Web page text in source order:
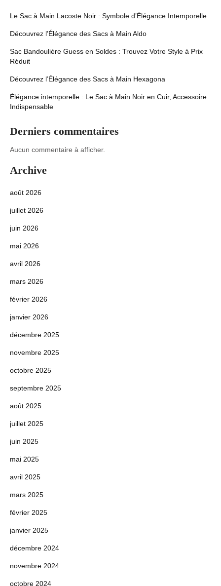
Le Sac à Main Lacoste Noir : Symbole d’Élégance Intemporelle
Découvrez l’Élégance des Sacs à Main Aldo
Sac Bandoulière Guess en Soldes : Trouvez Votre Style à Prix
Réduit
Découvrez l’Élégance des Sacs à Main Hexagona
Élégance intemporelle : Le Sac à Main Noir en Cuir, Accessoire
Indispensable
Derniers commentaires
Aucun commentaire à afficher.
Archive
août 2026
juillet 2026
juin 2026
mai 2026
avril 2026
mars 2026
février 2026
janvier 2026
décembre 2025
novembre 2025
octobre 2025
septembre 2025
août 2025
juillet 2025
juin 2025
mai 2025
avril 2025
mars 2025
février 2025
janvier 2025
décembre 2024
novembre 2024
octobre 2024